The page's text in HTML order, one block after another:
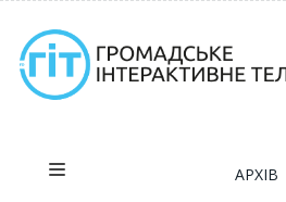
АРХІВ